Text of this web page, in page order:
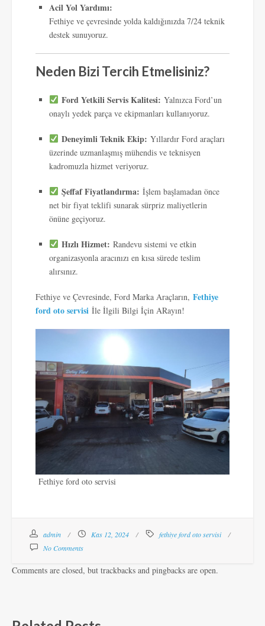
Acil Yol Yardımı:
Fethiye ve çevresinde yolda kaldığınızda 7/24 teknik
destek sunuyoruz.
Neden Bizi Tercih Etmelisiniz?
Ford Yetkili Servis Kalitesi: Yalnızca Ford’un
onaylı yedek parça ve ekipmanları kullanıyoruz.
Deneyimli Teknik Ekip: Yıllardır Ford araçları
üzerinde uzmanlaşmış mühendis ve teknisyen
kadromuzla hizmet veriyoruz.
Şeffaf Fiyatlandırma: İşlem başlamadan önce
net bir fiyat teklifi sunarak sürpriz maliyetlerin
önüne geçiyoruz.
Hızlı Hizmet: Randevu sistemi ve etkin
organizasyonla aracınızı en kısa sürede teslim
alırsınız.
Fethiye ve Çevresinde, Ford Marka Araçların, Fethiye
ford oto servisi İle İlgili Bilgi İçin ARayın!
Fethiye ford oto servisi
admin Kas 12, 2024
fethiye ford oto servisi
No Comments
Comments are closed, but trackbacks and pingbacks are open.